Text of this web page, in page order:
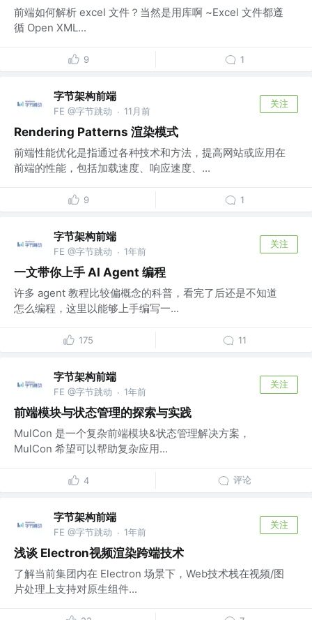
前端如何解析 excel 文件？当然是用库啊 ~Excel 文件都遵
循 Open XML...
9 1
字节架构前端
FE @字节跳动 · 11月前
关注
Rendering Patterns 渲染模式
前端性能优化是指通过各种技术和方法，提高网站或应用在
前端的性能，包括加载速度、响应速度、...
9 1
字节架构前端
FE @字节跳动 · 1年前
关注
一文带你上手 AI Agent 编程
许多 agent 教程比较偏概念的科普，看完了后还是不知道
怎么编程，这里以能够上手编写一...
175 11
字节架构前端
FE @字节跳动 · 1年前
关注
前端模块与状态管理的探索与实践
MulCon 是一个复杂前端模块&状态管理解决方案，
MulCon 希望可以帮助复杂应用...
4 评论
字节架构前端
FE @字节跳动 · 1年前
关注
浅谈 Electron视频渲染跨端技术
了解当前集团内在 Electron 场景下，Web技术栈在视频/图
片处理上支持对原生组件...